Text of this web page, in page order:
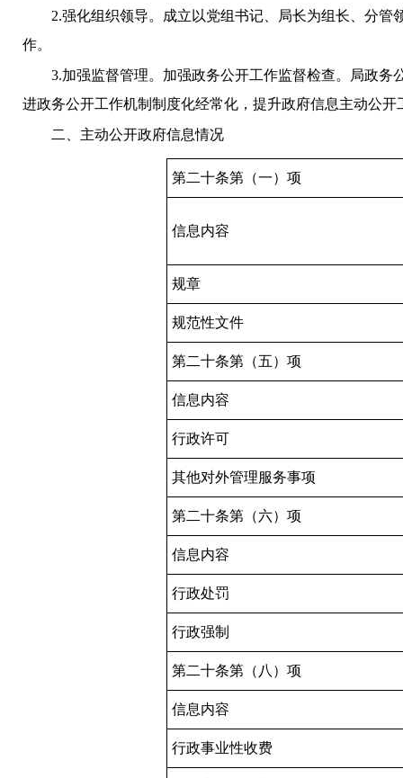
2.强化组织领导。成立以党组书记、局长为组长、分
作。
3.加强监督管理。加强政务公开工作监督检查。局政
进政务公开工作机制制度化经常化，提升政府信息主动公
二、主动公开政府信息情况
第二十条第（一）项
信息内容
规章
规范性文件
第二十条第（五）项
信息内容
行政许可
其他对外管理服务事项
第二十条第（六）项
信息内容
行政处罚
行政强制
第二十条第（八）项
信息内容
行政事业性收费